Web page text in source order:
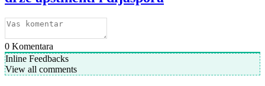
0 Komentara
Inline Feedbacks
View all comments